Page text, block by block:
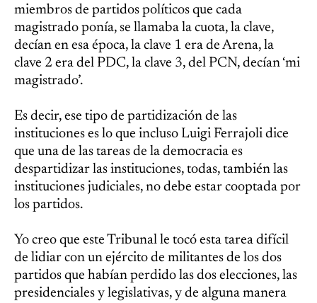
miembros de partidos políticos que cada
magistrado ponía, se llamaba la cuota, la clave,
decían en esa época, la clave 1 era de Arena, la
clave 2 era del PDC, la clave 3, del PCN, decían ‘mi
magistrado’.
Es decir, ese tipo de partidización de las
instituciones es lo que incluso Luigi Ferrajoli dice
que una de las tareas de la democracia es
despartidizar las instituciones, todas, también las
instituciones judiciales, no debe estar cooptada por
los partidos.
Yo creo que este Tribunal le tocó esta tarea difícil
de lidiar con un ejército de militantes de los dos
partidos que habían perdido las dos elecciones, las
presidenciales y legislativas, y de alguna manera